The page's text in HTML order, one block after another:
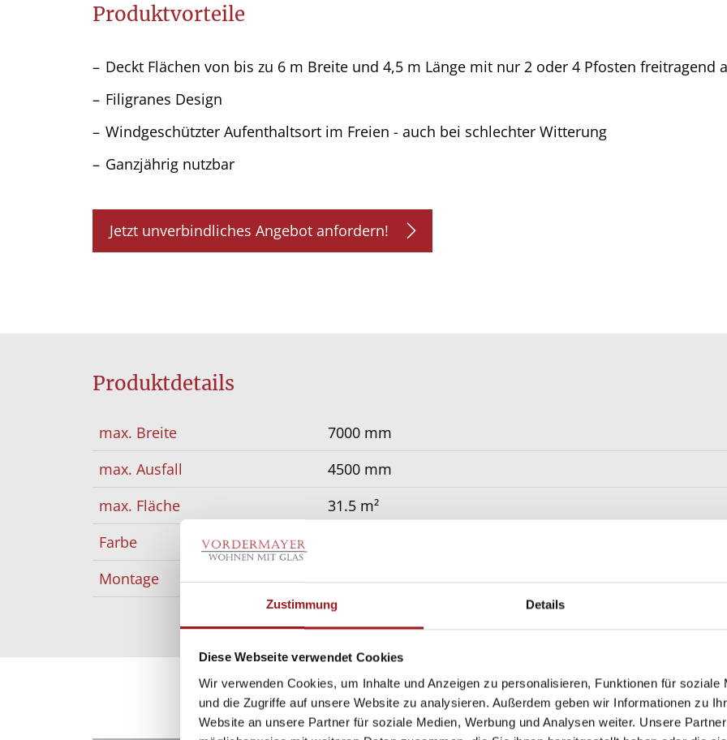
Zustimmung Details
Diese Webseite verwendet Cookies
Wir verwenden Cookies, um Inhalte und Anzeigen zu personalisieren, Funktionen für soziale
und die Zugriffe auf unsere Website zu analysieren. Außerdem geben wir Informationen zu
Website an unsere Partner für soziale Medien, Werbung und Analysen weiter. Unsere
Produktvorteile
Deckt Flächen von bis zu 6 m Breite und 4,5 m Länge mit nur 2 oder 4 Pfosten freitragend
Filigranes Design
Windgeschützter Aufenthaltsort im Freien - auch bei schlechter Witterung
Ganzjährig nutzbar
Jetzt unverbindliches Angebot anfordern!
Produktdetails
max. Breite
7000 mm
max. Ausfall
4500 mm
max. Fläche
31.5 m²
Farbe
Montage
Freistehend, Wandanbindung